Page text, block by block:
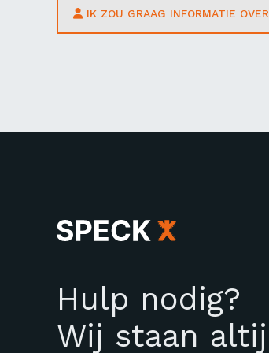
IK ZOU GRAAG INFORMATIE
Hulp nodig?
Wij staan